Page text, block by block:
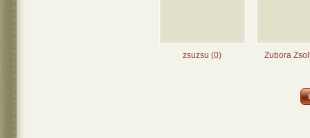
zsuzsu (0) Zubora